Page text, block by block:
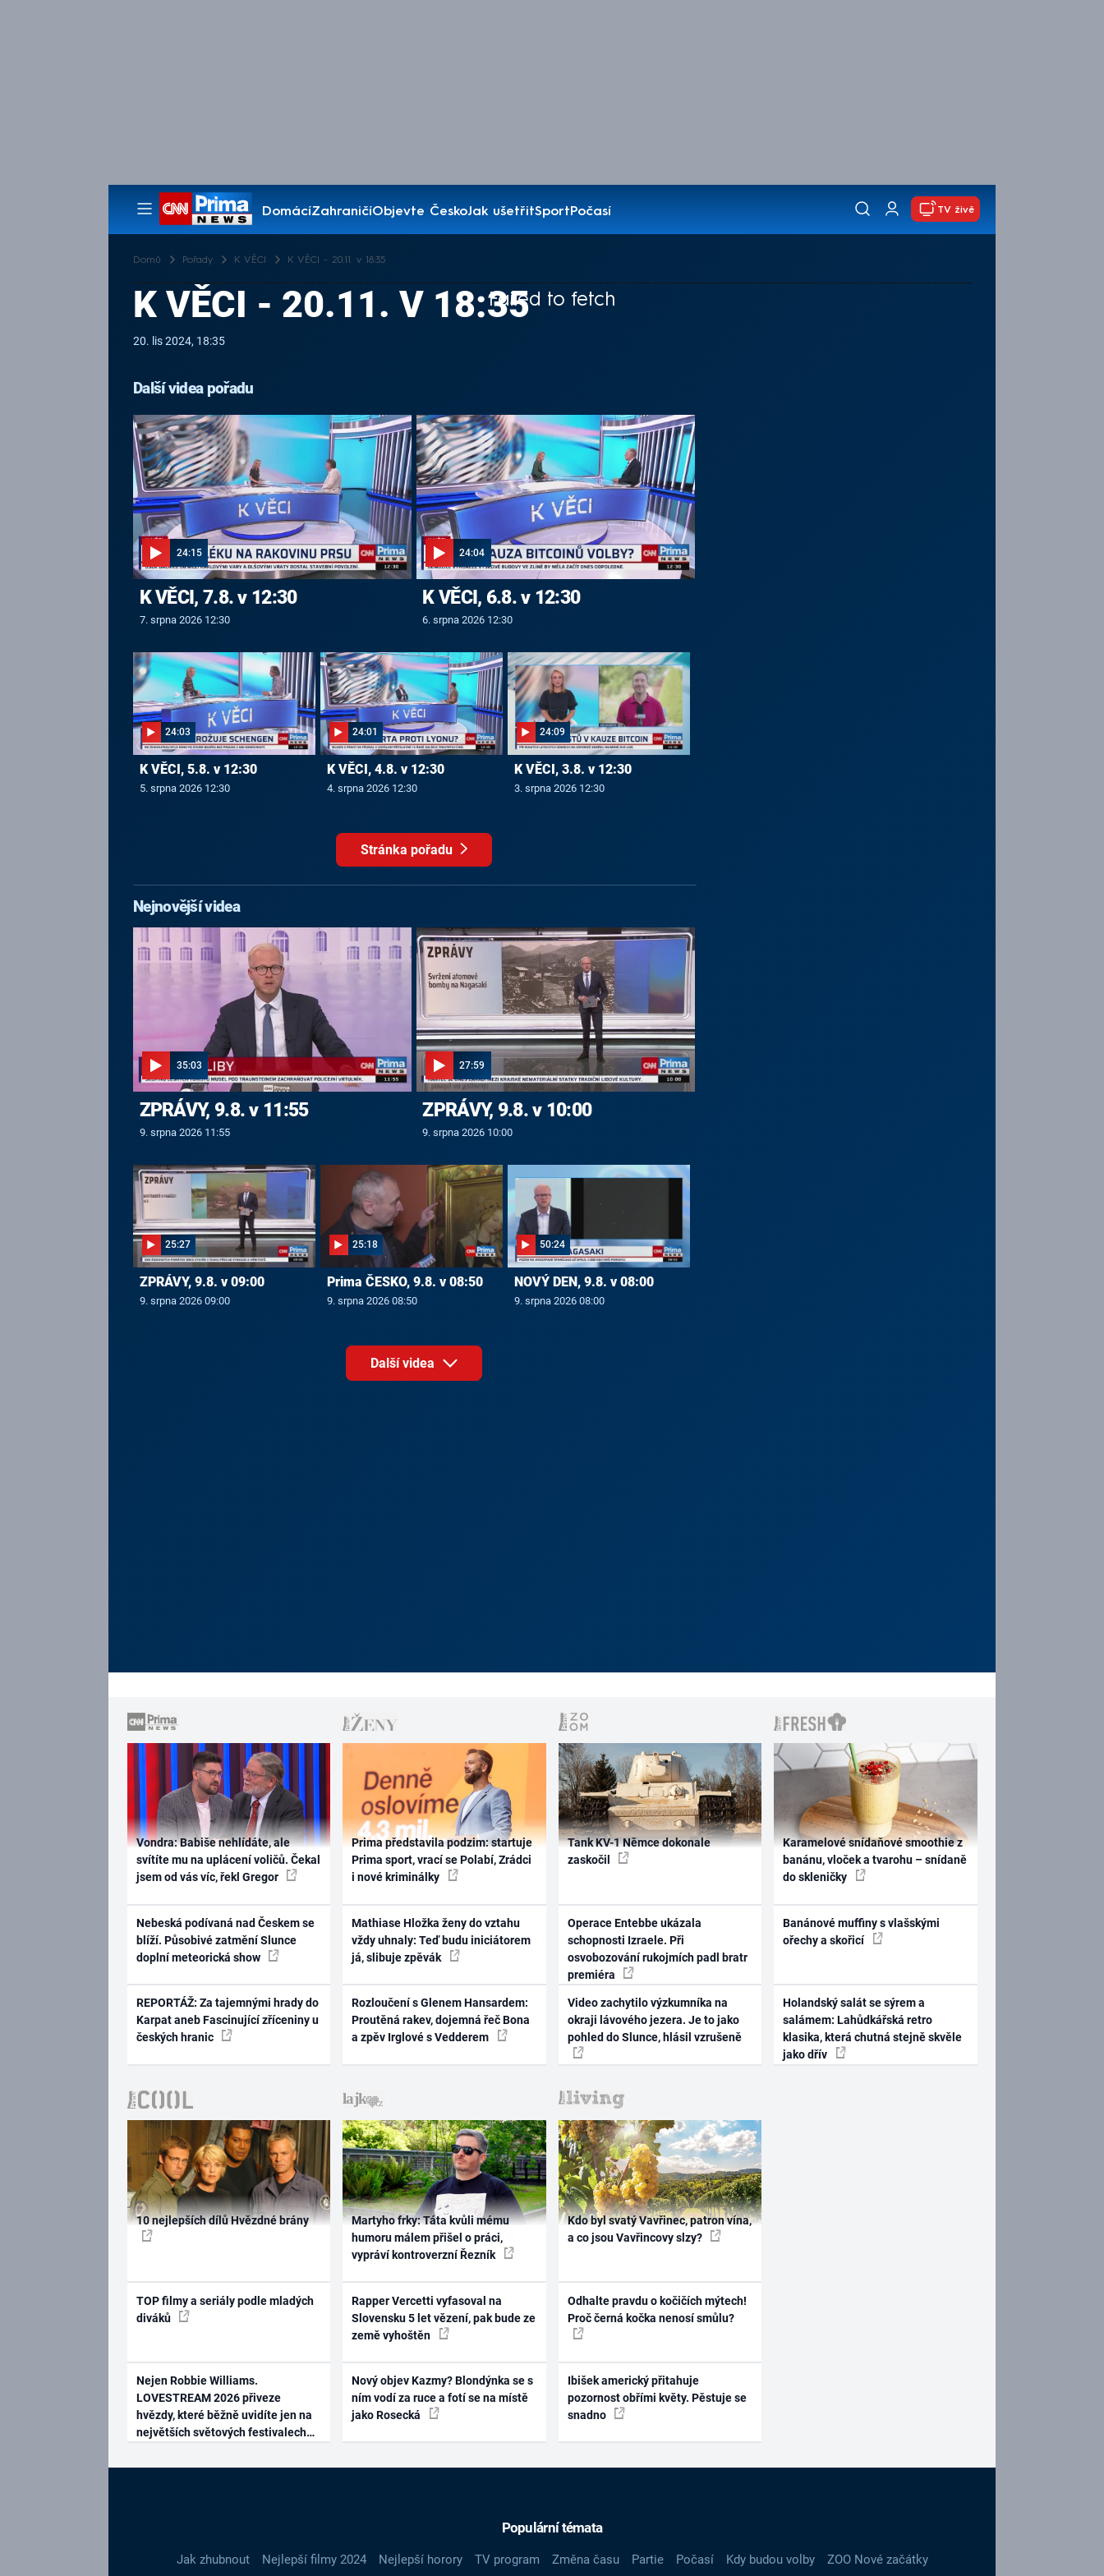
DomácíZahraničíObjevte ČeskoJak ušetřitSportPočasí
Pořady
TV živě
Domů Pořady K VĚCI K VĚCI - 20.11. v 18:35
Failed to fetch
K VĚCI - 20.11. V 18:35
20. lis 2024, 18:35
Další videa pořadu
24:15
K VĚCI, 7.8. v 12:30
7. srpna 2026 12:30
24:04
K VĚCI, 6.8. v 12:30
6. srpna 2026 12:30
24:03
K VĚCI, 5.8. v 12:30
5. srpna 2026 12:30
24:01
K VĚCI, 4.8. v 12:30
4. srpna 2026 12:30
24:09
K VĚCI, 3.8. v 12:30
3. srpna 2026 12:30
Stránka pořadu
Nejnovější videa
35:03
ZPRÁVY, 9.8. v 11:55
9. srpna 2026 11:55
27:59
ZPRÁVY, 9.8. v 10:00
9. srpna 2026 10:00
25:27
ZPRÁVY, 9.8. v 09:00
9. srpna 2026 09:00
25:18
Prima ČESKO, 9.8. v 08:50
9. srpna 2026 08:50
50:24
NOVÝ DEN, 9.8. v 08:00
9. srpna 2026 08:00
Další videa
Vondra: Babiše nehlídáte, ale
svítíte mu na uplácení voličů. Čekal
jsem od vás víc, řekl Gregor
Nebeská podívaná nad Českem se
blíží. Působivé zatmění Slunce
doplní meteorická show
REPORTÁŽ: Za tajemnými hrady do
Karpat aneb Fascinující zříceniny u
českých hranic
Prima představila podzim: startuje
Prima sport, vrací se Polabí, Zrádci
i nové kriminálky
Mathiase Hložka ženy do vztahu
vždy uhnaly: Teď budu iniciátorem
já, slibuje zpěvák
Rozloučení s Glenem Hansardem:
Proutěná rakev, dojemná řeč Bona
a zpěv Irglové s Vedderem
Tank KV-1 Němce dokonale
zaskočil
Operace Entebbe ukázala
schopnosti Izraele. Při
osvobozování rukojmích padl bratr
premiéra
Video zachytilo výzkumníka na
okraji lávového jezera. Je to jako
pohled do Slunce, hlásil vzrušeně
Karamelové snídaňové smoothie z
banánu, vloček a tvarohu – snídaně
do skleničky
Banánové muffiny s vlašskými
ořechy a skořicí
Holandský salát se sýrem a
salámem: Lahůdkářská retro
klasika, která chutná stejně skvěle
jako dřív
10 nejlepších dílů Hvězdné brány
TOP filmy a seriály podle mladých
diváků
Nejen Robbie Williams.
LOVESTREAM 2026 přiveze
hvězdy, které běžně uvidíte jen na
největších světových festivalech
Martyho frky: Táta kvůli mému
humoru málem přišel o práci,
vypráví kontroverzní Řezník
Rapper Vercetti vyfasoval na
Slovensku 5 let vězení, pak bude ze
země vyhoštěn
Nový objev Kazmy? Blondýnka se s
ním vodí za ruce a fotí se na místě
jako Rosecká
Kdo byl svatý Vavřinec, patron vína,
a co jsou Vavřincovy slzy?
Odhalte pravdu o kočičích mýtech!
Proč černá kočka nenosí smůlu?
Ibišek americký přitahuje
pozornost obřími květy. Pěstuje se
snadno
Populární témata
Jak zhubnout Nejlepší filmy 2024 Nejlepší horory TV program Změna času Partie Počasí Kdy budou volby ZOO Nové začátky